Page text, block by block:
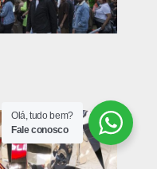
Olá, tudo bem?
Fale conosco